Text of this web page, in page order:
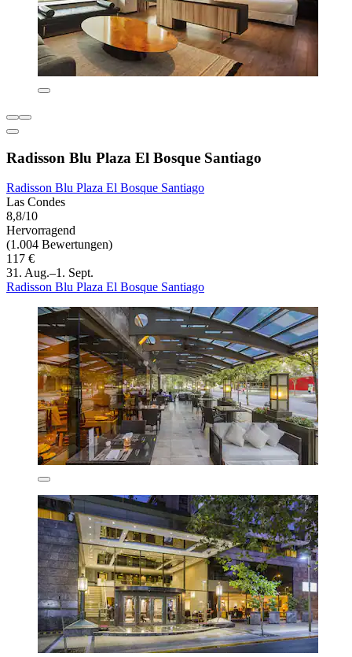
Radisson Blu Plaza El Bosque Santiago
Radisson Blu Plaza El Bosque Santiago
Las Condes
8,8/10
Hervorragend
(1.004 Bewertungen)
117 €
31. Aug.–1. Sept.
Radisson Blu Plaza El Bosque Santiago